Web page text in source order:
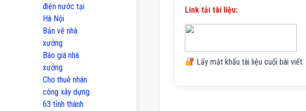
điện nước tại
Hà Nội
Bản vẽ nhà
xưởng
Báo giá nhà
xưởng
Cho thuê nhân
công xây dựng
63 tỉnh thành
Link tải tài liệu:
Lấy mật khẩu tài liệu cuối bài viết.